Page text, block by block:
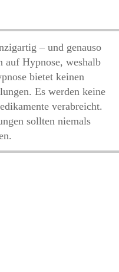
– und genauso
Hypnose, weshalb
bietet keinen
Es werden keine
verabreicht.
sollten niemals